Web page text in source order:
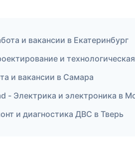
и вакансии в Екатеринбург
и
и вакансии в Самара
- Электрика и электроника в
и диагностика ДВС в Тверь